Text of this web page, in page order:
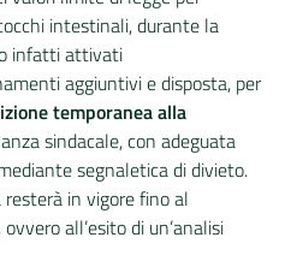
intestinali, durante la
infatti attivati
aggiuntivi e disposta, per
temporanea alla
sindacale, con adeguata
segnaletica di divieto.
resterà in vigore fino al
all’esito di un’analisi